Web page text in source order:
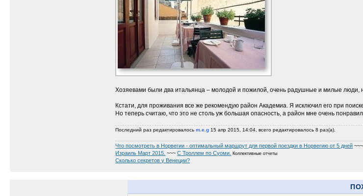
Хозяевами были два итальянца – молодой и пожилой, очень радушные и милые
Кстати, для проживания все же рекомендую район Академиа. Я исключил его при
Но теперь считаю, что это не столь уж большая опасность, а район мне очень
Последний раз редактировалосьm.e.g 15 апр 2015, 14:04, всего редактировалось 8 раз(а).
Что посмотреть в Норвегии - оптимальный маршрут для первой поездки в Норвегию от 5 дней
Израиль Март 2015. ~~~С Троллем по Суоми. Коллективные отчеты
Сколько секретов у Венеции?